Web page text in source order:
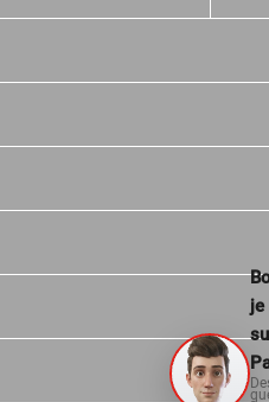
je